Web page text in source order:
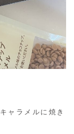
ャラメルに焼き